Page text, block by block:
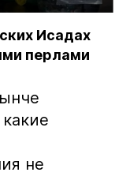
Исадах
перлами
какие
не